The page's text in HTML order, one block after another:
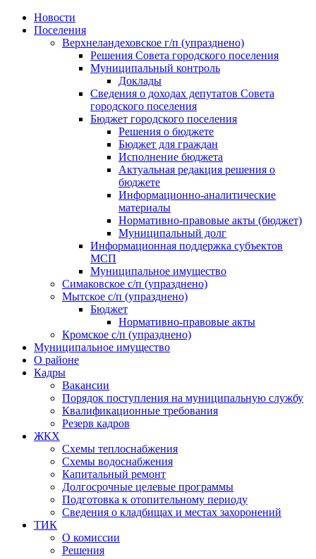
Skip
Новости
Поселения
Верхнеландеховское г/п (упразднено)
Решения Совета городского поселения
Муниципальный контроль
Доклады
Сведения о доходах депутатов Совета
городского поселения
Бюджет городского поселения
Решения о бюджете
Бюджет для граждан
Исполнение бюджета
Актуальная редакция решения о
бюджете
Информационно-аналитические
материалы
Нормативно-правовые акты (бюджет)
Муниципальный долг
Информационная поддержка субъектов
МСП
Муниципальное имущество
Симаковское с/п (упразднено)
Мытское с/п (упразднено)
Бюджет
Нормативно-правовые акты
Кромское с/п (упразднено)
Муниципальное имущество
О районе
Кадры
Вакансии
Порядок поступления на муниципальную службу
Квалификационные требования
Резерв кадров
ЖКХ
Схемы теплоснабжения
Схемы водоснабжения
Капитальный ремонт
Долгосрочные целевые программы
Подготовка к отопительному периоду
Сведения о кладбищах и местах захоронений
ТИК
О комиссии
Решения